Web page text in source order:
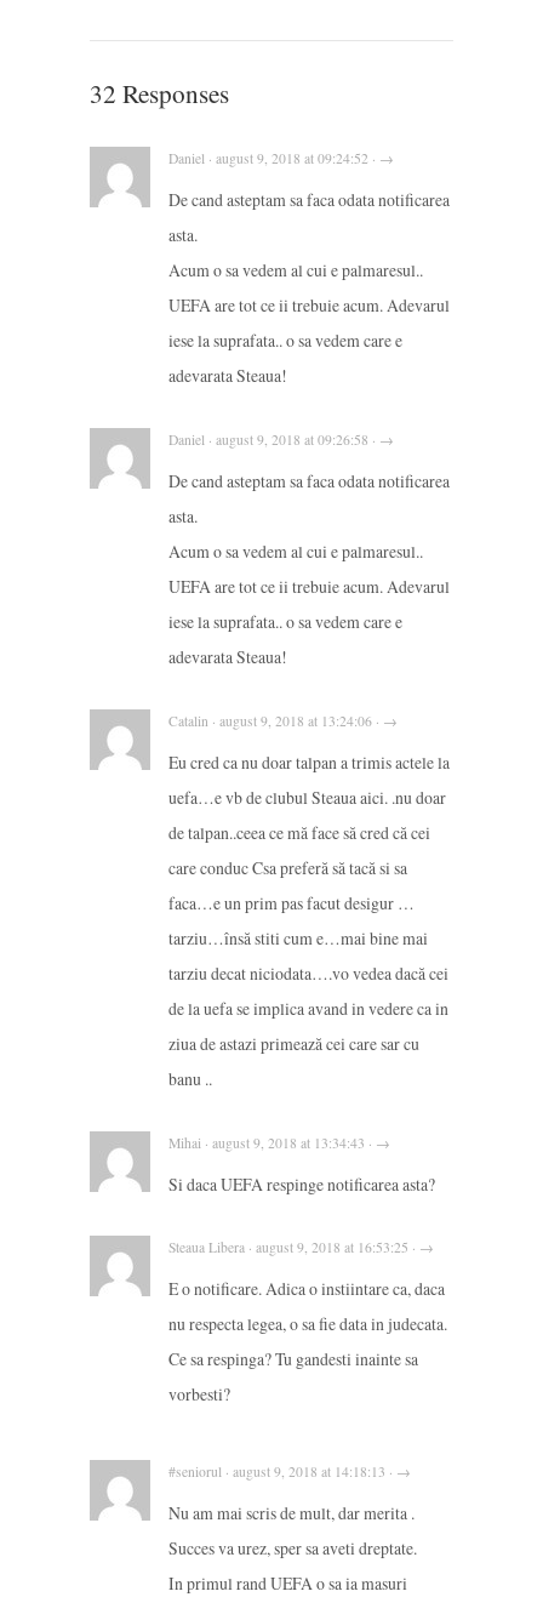
32 Responses
Daniel · august 9, 2018 at 09:24:52 · →
De cand asteptam sa faca odata notificarea
asta.
Acum o sa vedem al cui e palmaresul..
UEFA are tot ce ii trebuie acum. Adevarul
iese la suprafata.. o sa vedem care e
adevarata Steaua!
Daniel · august 9, 2018 at 09:26:58 · →
De cand asteptam sa faca odata notificarea
asta.
Acum o sa vedem al cui e palmaresul..
UEFA are tot ce ii trebuie acum. Adevarul
iese la suprafata.. o sa vedem care e
adevarata Steaua!
Catalin · august 9, 2018 at 13:24:06 · →
Eu cred ca nu doar talpan a trimis actele la
uefa…e vb de clubul Steaua aici. .nu doar
de talpan..ceea ce mă face să cred că cei
care conduc Csa preferă să tacă si sa
faca…e un prim pas facut desigur …
tarziu…însă stiti cum e…mai bine mai
tarziu decat niciodata….vo vedea dacă cei
de la uefa se implica avand in vedere ca in
ziua de astazi primează cei care sar cu
banu ..
Mihai · august 9, 2018 at 13:34:43 · →
Si daca UEFA respinge notificarea asta?
Steaua Libera · august 9, 2018 at 16:53:25 · →
E o notificare. Adica o instiintare ca, daca
nu respecta legea, o sa fie data in judecata.
Ce sa respinga? Tu gandesti inainte sa
vorbesti?
#seniorul · august 9, 2018 at 14:18:13 · →
Nu am mai scris de mult, dar merita .
Succes va urez, sper sa aveti dreptate.
In primul rand UEFA o sa ia masuri